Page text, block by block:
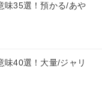
味35選！預かる/あや
味40選！大量/ジャリ